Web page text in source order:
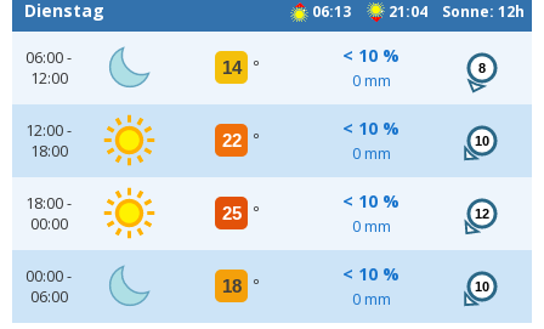
06:13 21:04 Sonne: 12h
Dienstag
06:00 -
12:00
14 °
< 10 %
0 mm
8
12:00 -
18:00
22 °
< 10 %
0 mm
10
18:00 -
00:00
25 °
< 10 %
0 mm
12
00:00 -
06:00
18 °
< 10 %
0 mm
10